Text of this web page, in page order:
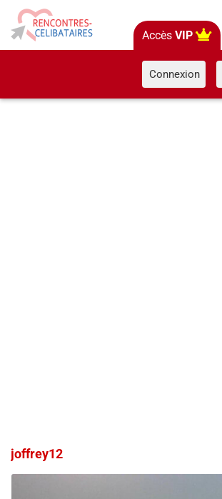
Accès VIP
Connexion
joffrey12